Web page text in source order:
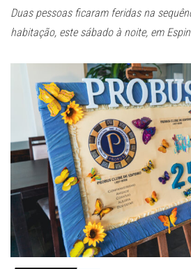
Duas pessoas ficaram feridas na
habitação, este sábado à noite, em